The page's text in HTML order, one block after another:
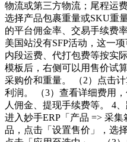
物流或第三方物流；尾程运
选择产品包裹重量或SKU重
的平台佣金率、交易手续费
美国站没有SFP活动，这一
内段运费、代打包费等按实
模板后，右侧可以用售价试
采购价和重量。 （2）点击
利润。 （3）查看详细费用
人佣金、提现手续费等。 4
进入妙手ERP「产品 => 采
品，点击「设置售价」，选